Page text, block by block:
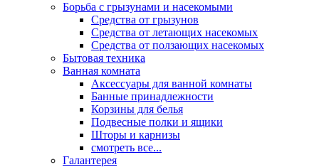
Борьба с грызунами и насекомыми
Средства от грызунов
Средства от летающих насекомых
Средства от ползающих насекомых
Бытовая техника
Ванная комната
Аксессуары для ванной комнаты
Банные принадлежности
Корзины для белья
Подвесные полки и ящики
Шторы и карнизы
смотреть все...
Галантерея